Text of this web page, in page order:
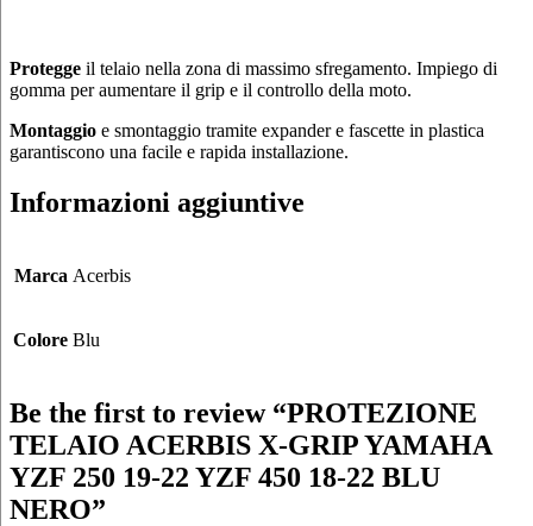
Protegge il telaio nella zona di massimo sfregamento. Impiego di
gomma per aumentare il grip e il controllo della moto.
Montaggio e smontaggio tramite expander e fascette in plastica
garantiscono una facile e rapida installazione.
Informazioni aggiuntive
Marca Acerbis
Colore Blu
Be the first to review “PROTEZIONE
TELAIO ACERBIS X-GRIP YAMAHA
YZF 250 19-22 YZF 450 18-22 BLU
NERO”